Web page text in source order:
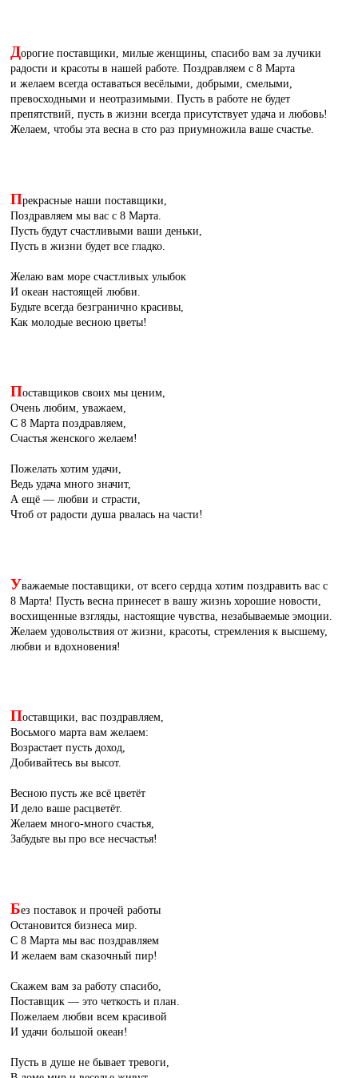
Дорогие поставщики, милые женщины, спасибо вам за лучики
радости и красоты в нашей работе. Поздравляем с 8 Марта
и желаем всегда оставаться весёлыми, добрыми, смелыми,
превосходными и неотразимыми. Пусть в работе не будет
препятствий, пусть в жизни всегда присутствует удача и любовь!
Желаем, чтобы эта весна в сто раз приумножила ваше счастье.
Прекрасные наши поставщики,
Поздравляем мы вас с 8 Марта.
Пусть будут счастливыми ваши деньки,
Пусть в жизни будет все гладко.
Желаю вам море счастливых улыбок
И океан настоящей любви.
Будьте всегда безгранично красивы,
Как молодые весною цветы!
Поставщиков своих мы ценим,
Очень любим, уважаем,
С 8 Марта поздравляем,
Счастья женского желаем!
Пожелать хотим удачи,
Ведь удача много значит,
А ещё — любви и страсти,
Чтоб от радости душа рвалась на части!
Уважаемые поставщики, от всего сердца хотим поздравить вас с
8 Марта! Пусть весна принесет в вашу жизнь хорошие новости,
восхищенные взгляды, настоящие чувства, незабываемые эмоции.
Желаем удовольствия от жизни, красоты, стремления к высшему,
любви и вдохновения!
Поставщики, вас поздравляем,
Восьмого марта вам желаем:
Возрастает пусть доход,
Добивайтесь вы высот.
Весною пусть же всё цветёт
И дело ваше расцветёт.
Желаем много-много счастья,
Забудьте вы про все несчастья!
Без поставок и прочей работы
Остановится бизнеса мир.
С 8 Марта мы вас поздравляем
И желаем вам сказочный пир!
Скажем вам за работу спасибо,
Поставщик — это четкость и план.
Пожелаем любви всем красивой
И удачи большой океан!
Пусть в душе не бывает тревоги,